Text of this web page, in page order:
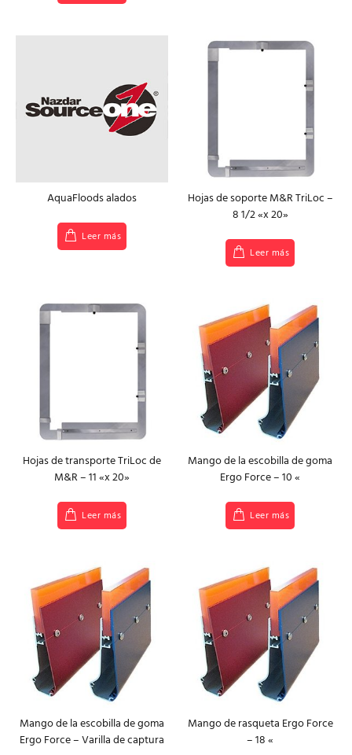
AquaFloods alados
Leer más
Hojas de soporte M&R TriLoc –
8 1/2 «x 20»
Leer más
Hojas de transporte TriLoc de
M&R – 11 «x 20»
Leer más
Mango de la escobilla de goma
Ergo Force – 10 «
Leer más
Mango de la escobilla de goma
Ergo Force – Varilla de captura
Mango de rasqueta Ergo Force
– 18 «